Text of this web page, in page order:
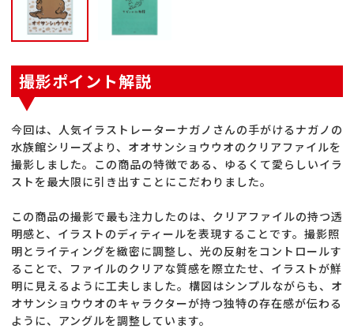
撮影ポイント解説
今回は、人気イラストレーターナガノさんの手がけるナガノの
水族館シリーズより、オオサンショウウオのクリアファイルを
撮影しました。この商品の特徴である、ゆるくて愛らしいイラ
ストを最大限に引き出すことにこだわりました。
この商品の撮影で最も注力したのは、クリアファイルの持つ透
明感と、イラストのディティールを表現することです。撮影照
明とライティングを緻密に調整し、光の反射をコントロールす
ることで、ファイルのクリアな質感を際立たせ、イラストが鮮
明に見えるように工夫しました。構図はシンプルながらも、オ
オサンショウウオのキャラクターが持つ独特の存在感が伝わる
ように、アングルを調整しています。